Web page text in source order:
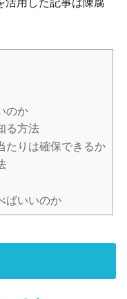
のか
る方法
たりは確保できるか
ばいいのか